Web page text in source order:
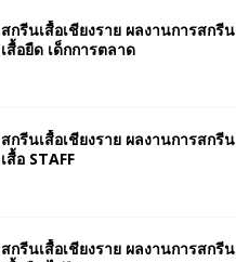
สกรีนเสื้อเชียงราย ผลงานการสกรีน
เสื้อยืด เด็กการตลาด
สกรีนเสื้อเชียงราย ผลงานการสกรีน
เสื้อ STAFF
สกรีนเสื้อเชียงราย ผลงานการสกรีน